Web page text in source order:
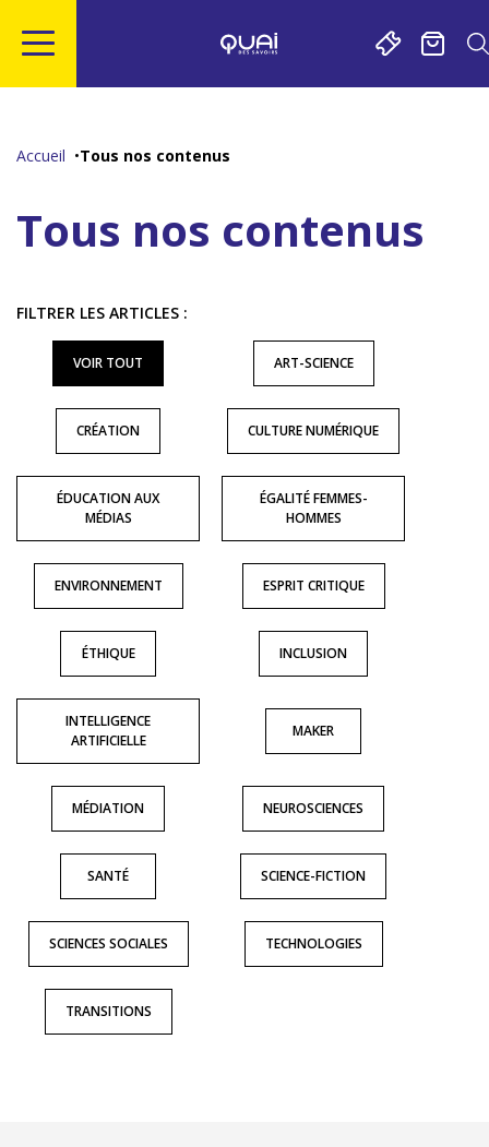
contenu
la
Accueil Tous nos contenus
Tous nos contenus
FILTRER LES ARTICLES :
VOIR TOUT ART-SCIENCE
CRÉATION CULTURE NUMÉRIQUE
ÉDUCATION AUX
MÉDIAS
ÉGALITÉ FEMMES-
HOMMES
ENVIRONNEMENT ESPRIT CRITIQUE
ÉTHIQUE INCLUSION
INTELLIGENCE
ARTIFICIELLE
MAKER
MÉDIATION NEUROSCIENCES
SANTÉ SCIENCE-FICTION
SCIENCES SOCIALES TECHNOLOGIES
TRANSITIONS